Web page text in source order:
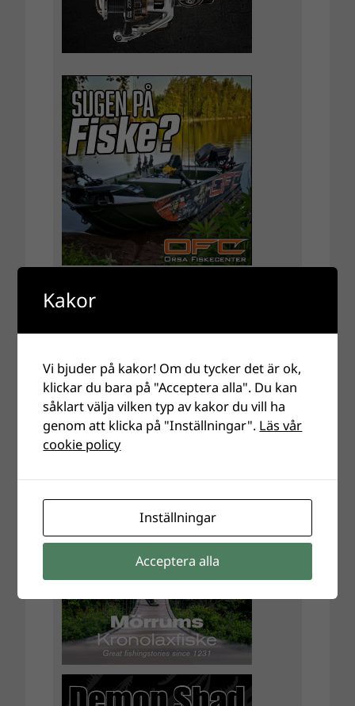
Kakor
Vi bjuder på kakor! Om du tycker det är ok,
klickar du bara på "Acceptera alla". Du kan
såklart välja vilken typ av kakor du vill ha
genom att klicka på "Inställningar". Läs vår
cookie policy
Inställningar
Acceptera alla